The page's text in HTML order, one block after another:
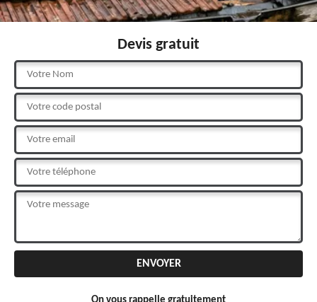
Devis gratuit